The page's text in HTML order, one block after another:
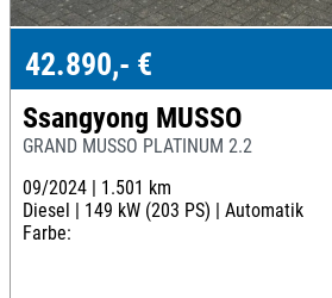
42.890,- €
Ssangyong MUSSO
GRAND MUSSO PLATINUM 2.2
09/2024 | 1.501 km
Diesel | 149 kW (203 PS) | Automatik
Farbe: